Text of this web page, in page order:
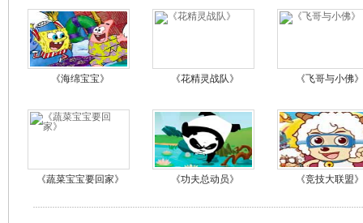
《海绵宝宝》 《花精灵战队》 《飞哥与小佛》
《蔬菜宝宝要回家》 《功夫总动员》 《竞技大联盟》